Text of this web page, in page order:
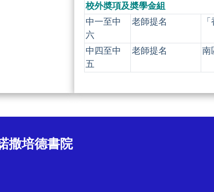
校外奬項及奬學金組
中一至中
六
老師提名
中四至中
五
老師提名 南
撒培德書院